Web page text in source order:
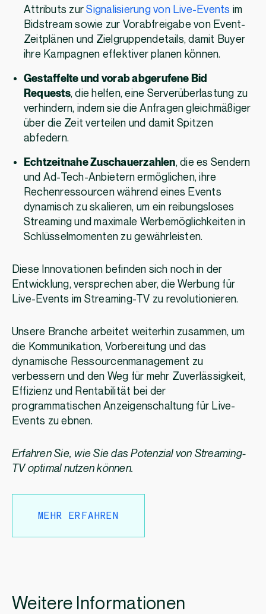
Attributs zurSignalisierung von Live-Events im
Bidstream sowie zur Vorabfreigabe von Event-
Zeitplänen und Zielgruppendetails, damit Buyer
ihre Kampagnen effektiver planen können.
Gestaffelte und vorab abgerufene Bid
Requests, die helfen, eine Serverüberlastung zu
verhindern, indem sie die Anfragen gleichmäßiger
über die Zeit verteilen und damit Spitzen
abfedern.
Echtzeitnahe Zuschauerzahlen, die es Sendern
und Ad-Tech-Anbietern ermöglichen, ihre
Rechenressourcen während eines Events
dynamisch zu skalieren, um ein reibungsloses
Streaming und maximale Werbemöglichkeiten in
Schlüsselmomenten zu gewährleisten.
Diese Innovationen befinden sich noch in der
Entwicklung, versprechen aber, die Werbung für
Live-Events im Streaming-TV zu revolutionieren.
Unsere Branche arbeitet weiterhin zusammen, um
die Kommunikation, Vorbereitung und das
dynamische Ressourcenmanagement zu
verbessern und den Weg für mehr Zuverlässigkeit,
Effizienz und Rentabilität bei der
programmatischen Anzeigenschaltung für Live-
Events zu ebnen.
Erfahren Sie, wie Sie das Potenzial von Streaming-
TV optimal nutzen können.
MEHR ERFAHREN
Weitere Informationen